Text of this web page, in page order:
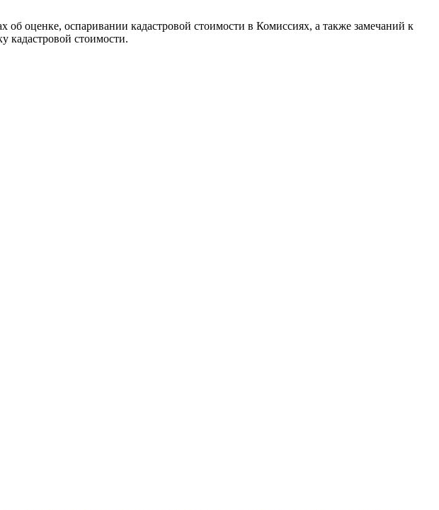
об оценке, оспаривании кадастровой стоимости в Комиссиях, а также замечаний к
кадастровой стоимости.